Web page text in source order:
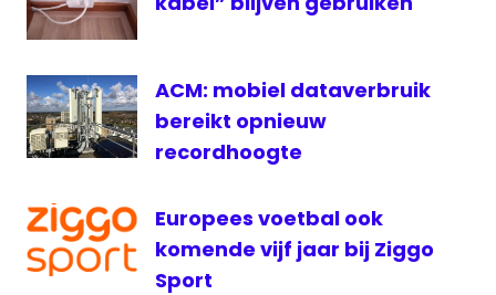
The
top
2000
Walt
Wifi
Ziggo
Sport
ACM: mobiel dataverbruik
bereikt opnieuw
recordhoogte
Europees voetbal ook
komende vijf jaar bij Ziggo
Sport